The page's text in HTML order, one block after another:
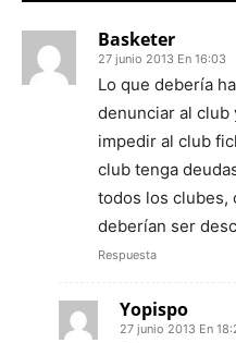
Basketer
27 junio 2013 En 16:03
Lo que debería
denunciar al club
impedir al club
club tenga
todos los clubes,
deberían ser
Respuesta
Yopispo
27 junio 2013 En